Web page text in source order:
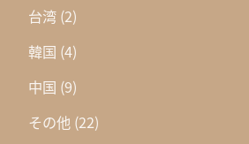
台湾 (2)
韓国 (4)
中国 (9)
その他 (22)